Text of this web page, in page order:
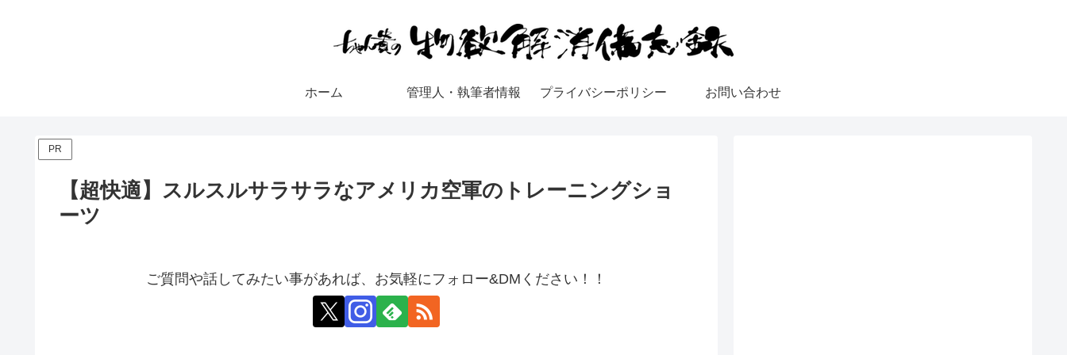
ホーム 管理人・執筆者情報 プライバシーポリシー お問い合わせ
PR
【超快適】スルスルサラサラなアメリカ空軍のトレーニングショ
ーツ
ご質問や話してみたい事があれば、お気軽にフォロー&DMください！！